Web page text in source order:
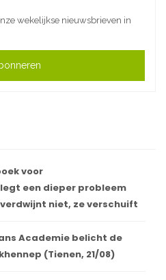
wekelijkse nieuwsbrieven in
voor
een dieper probleem
niet, ze verschuift
Academie belicht de
(Tienen, 21/08)